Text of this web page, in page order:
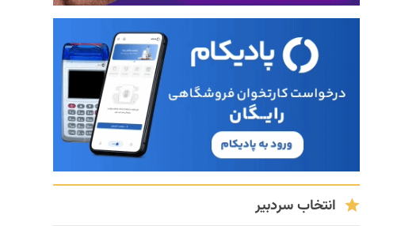
انتخاب سردبیر